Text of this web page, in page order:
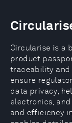
Circularise is a
product
traceability and
ensure
data privacy,
electronics,
and efficiency